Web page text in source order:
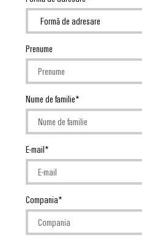
Prenume
Nume de familie
E-mail
Compania